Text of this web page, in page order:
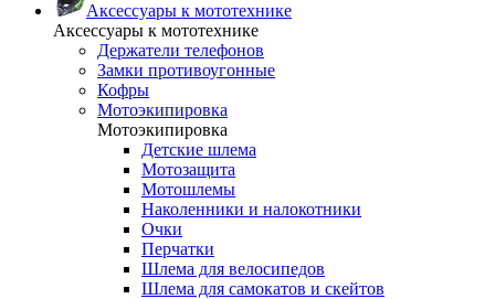
Аксессуары к мототехнике
Аксессуары к мототехнике
Держатели телефонов
Замки противоугонные
Кофры
Мотоэкипировка
Мотоэкипировка
Детские шлема
Мотозащита
Мотошлемы
Наколенники и налокотники
Очки
Перчатки
Шлема для велосипедов
Шлема для самокатов и скейтов